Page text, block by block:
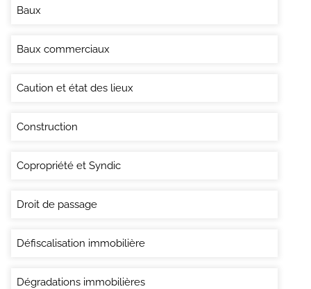
Baux
Baux commerciaux
Caution et état des lieux
Construction
Copropriété et Syndic
Droit de passage
Défiscalisation immobilière
Dégradations immobilières